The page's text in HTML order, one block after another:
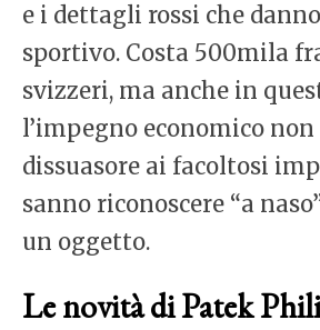
e i dettagli rossi che danno
sportivo. Costa 500mila
svizzeri, ma anche in
l’impegno economico non
dissuasore ai facoltosi
sanno riconoscere “a
un oggetto.
Le novità di Patek